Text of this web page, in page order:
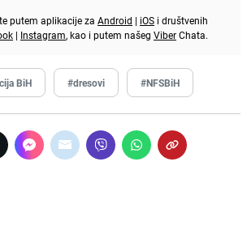
putem aplikacije za Android | iOS i društvenih
| Instagram, kao i putem našeg ViberChata.
BiH #dresovi #NFSBiH